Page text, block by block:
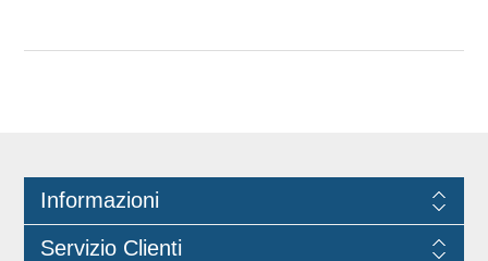
Informazioni
Servizio Clienti